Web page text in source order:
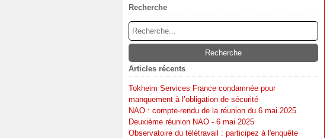
Recherche
Articles récents
Tokheim Services France condamnée pour
manquement à l’obligation de sécurité
NAO : compte-rendu de la réunion du 6 mai 2025
Deuxième réunion NAO - 6 mai 2025
Observatoire du télétravail : participez à l'enquête